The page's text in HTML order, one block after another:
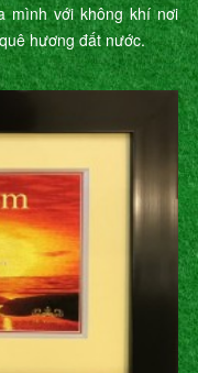
mình với không khí nơi
hương đất nước.